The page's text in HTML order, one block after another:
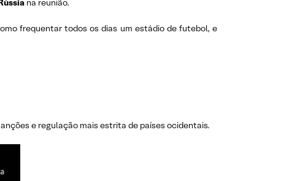
na reunião.
frequentar todos os dias um estádio de futebol, e
e regulação mais estrita de países ocidentais.